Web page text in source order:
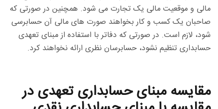
مالی و موقعیت مالی یک تجارت می شود. همچنین در صورتی که
صاحبان یک کسب و کار بخواهند صورت های مالی آن حسابرسی
شود، لازم است. در صورتی که دفاتر با استفاده از مبنای تعهدی
حسابداری تنظیم نشود، حسابرسان نظری ارائه نخواهند کرد.
مقایسه مبنای حسابداری تعهدی در